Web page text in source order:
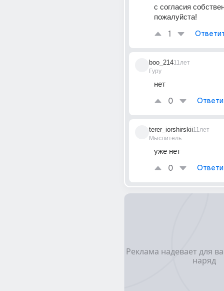
с согласия
пожалуйста!
1
boo_214
Гуру
11лет
нет
0
terer_iorshirskii
Мыслитель
11лет
уже нет
0